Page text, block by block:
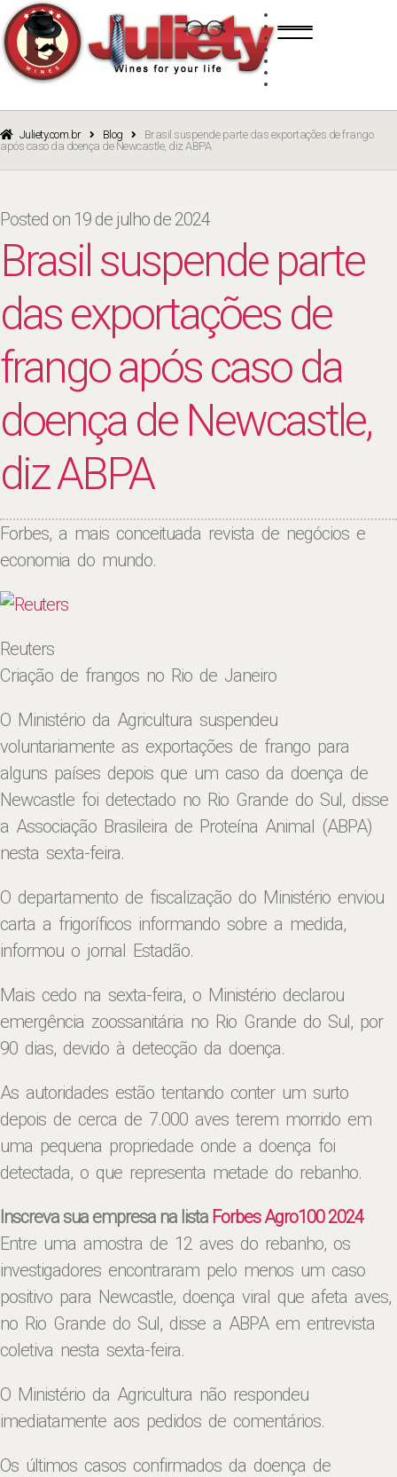
navigation
content
BRANCO
ROSÉ
Juliety.com.br Blog
Brasil suspende parte das exportações de frango
após caso da doença de Newcastle, diz ABPA
Posted on 19 de julho de 2024
Brasil suspende parte
das exportações de
frango após caso da
doença de Newcastle,
diz ABPA
Forbes, a mais conceituada revista de negócios e
economia do mundo.
Reuters
Criação de frangos no Rio de Janeiro
O Ministério da Agricultura suspendeu
voluntariamente as exportações de frango para
alguns países depois que um caso da doença de
Newcastle foi detectado no Rio Grande do Sul, disse
a Associação Brasileira de Proteína Animal (ABPA)
nesta sexta-feira.
O departamento de fiscalização do Ministério enviou
carta a frigoríficos informando sobre a medida,
informou o jornal Estadão.
Mais cedo na sexta-feira, o Ministério declarou
emergência zoossanitária no Rio Grande do Sul, por
90 dias, devido à detecção da doença.
As autoridades estão tentando conter um surto
depois de cerca de 7.000 aves terem morrido em
uma pequena propriedade onde a doença foi
detectada, o que representa metade do rebanho.
Inscreva sua empresa na lista Forbes Agro100 2024
Entre uma amostra de 12 aves do rebanho, os
investigadores encontraram pelo menos um caso
positivo para Newcastle, doença viral que afeta aves,
no Rio Grande do Sul, disse a ABPA em entrevista
coletiva nesta sexta-feira.
O Ministério da Agricultura não respondeu
imediatamente aos pedidos de comentários.
Os últimos casos confirmados da doença de